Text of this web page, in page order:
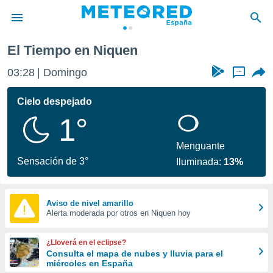
de
por
se
calidad.
a este
las
y
forma
digital
basada
El Tiempo en Niquen
03:28 Domingo ...
Cielo despejado
1°
Sensación de 3°
Menguante
Iluminada: 13%
Aviso de nivel amarillo
Alerta moderada por otros en Niquen hoy
¿Lloverá en el eclipse?
Consulta el mapa de nubes y lluvia para el
miércoles en España